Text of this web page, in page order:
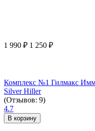
1 990 ₽ 1 250 ₽
Комплекс №1 Гилмакс
Silver Hiller
(Отзывов: 9)
4.7
В корзину